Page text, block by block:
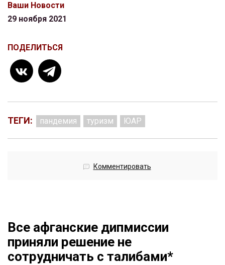
Ваши Новости
29 ноября 2021
ПОДЕЛИТЬСЯ
ТЕГИ: пандемия туризм ЮАР
Комментировать
Все афганские дипмиссии
приняли решение не
сотрудничать с талибами*